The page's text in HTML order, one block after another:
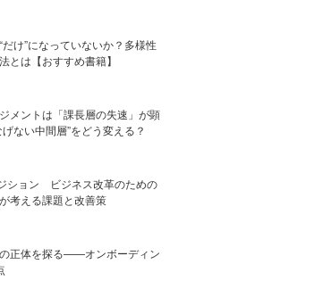
け”になっていないか？多様性
とは【おすすめ書籍】
メントは「課長層の失速」が顕
ない中間層”をどう変える？
ション ビジネス改革のための
考える課題と改善策
の正体を探る——オンボーディン